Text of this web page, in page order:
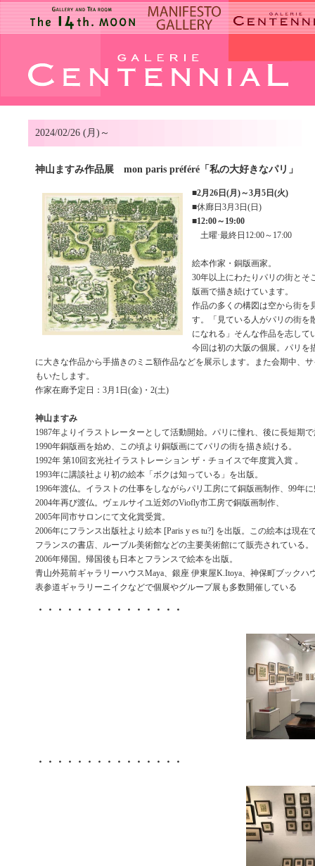
2024/02/26 (月)～
神山ますみ作品展 mon paris préféré「私の大好きなパリ」
■2月26日(月)～3月5日(火)
■休廊日3月3日(日)
■12:00～19:00
土曜·最終日12:00～17:00
絵本作家・銅版画家。
30年以上にわたりパリの街とそ
版画で描き続けています。
作品の多くの構図は空から街を
す。「見ている人がパリの街を
になれる」そんな作品を志して
今回は初の大阪の個展。パリを
に大きな作品から手描きのミニ額作品などを展示します。また会期中、
もいたします。
作家在廊予定日：3月1日(金)・2(土)
神山ますみ
1987年よりイラストレーターとして活動開始。パリに憧れ、後に長短期
1990年銅版画を始め、この頃より銅版画にてパリの街を描き続ける。
1992年 第10回玄光社イラストレーション ザ・チョイスで年度賞入賞 。
1993年に講談社より初の絵本「ボクは知っている」を出版。
1996年渡仏。イラストの仕事をしながらパリ工房にて銅版画制作、99年
2004年再び渡仏。ヴェルサイユ近郊のViofly市工房で銅版画制作、
2005年同市サロンにて文化賞受賞。
2006年にフランス出版社より絵本 [Paris y es tu?] を出版。この絵本は現在
フランスの書店、ルーブル美術館などの主要美術館にて販売されている。
2006年帰国。帰国後も日本とフランスで絵本を出版。
青山外苑前ギャラリーハウスMaya、銀座 伊東屋K.Itoya、神保町ブックハ
表参道ギャラリーニイクなどで個展やグループ展も多数開催している
・・・・・・・・・・・・・・・
・・・・・・・・・・・・・・・